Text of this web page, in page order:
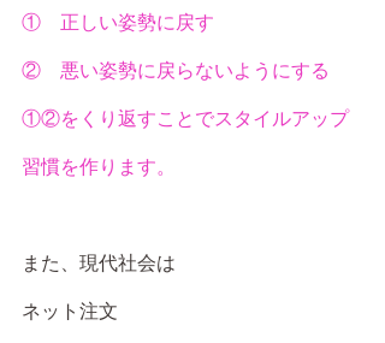
①　正しい姿勢に戻す
②　悪い姿勢に戻らないようにする
①②をくり返すことでスタイルアップ
習慣を作ります。
また、現代社会は
ネット注文